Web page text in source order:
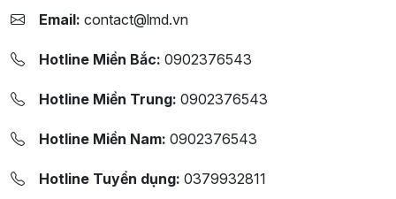
Email: contact@lmd.vn
Hotline Miền Bắc: 0902376543
Hotline Miền Trung: 0902376543
Hotline Miền Nam: 0902376543
Hotline Tuyển dụng: 0379932811